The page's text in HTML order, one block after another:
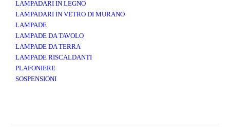
LAMPADARI IN LEGNO
LAMPADARI IN VETRO DI MURANO
LAMPADE
LAMPADE DA TAVOLO
LAMPADE DA TERRA
LAMPADE RISCALDANTI
PLAFONIERE
SOSPENSIONI